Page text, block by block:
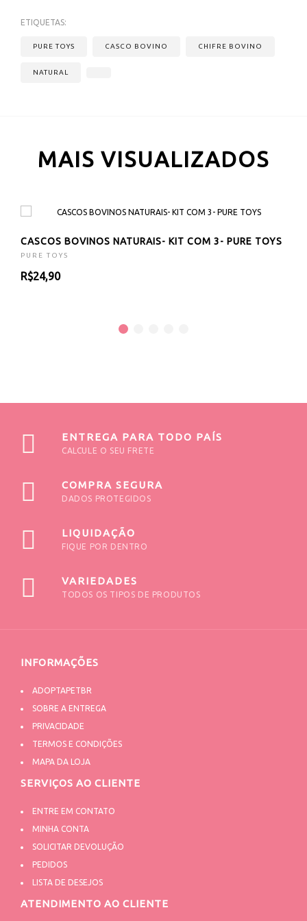
ETIQUETAS:
PURE TOYS CASCO BOVINO CHIFRE BOVINO
NATURAL
MAIS VISUALIZADOS
CASCOS BOVINOS NATURAIS- KIT COM 3- PURE TOYS
PURE TOYS
R$24,90
ENTREGA PARA TODO PAÍS
CALCULE O SEU FRETE
COMPRA SEGURA
DADOS PROTEGIDOS
LIQUIDAÇÃO
FIQUE POR DENTRO
VARIEDADES
TODOS OS TIPOS DE PRODUTOS
INFORMAÇÕES
ADOPTAPETBR
SOBRE A ENTREGA
PRIVACIDADE
TERMOS E CONDIÇÕES
MAPA DA LOJA
SERVIÇOS AO CLIENTE
ENTRE EM CONTATO
MINHA CONTA
SOLICITAR DEVOLUÇÃO
PEDIDOS
LISTA DE DESEJOS
ATENDIMENTO AO CLIENTE